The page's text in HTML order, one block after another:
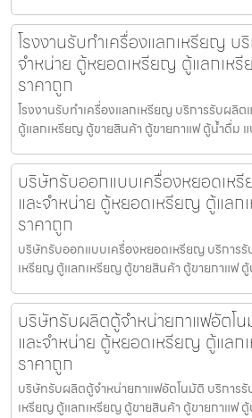
โรงงานรับทำเครื่องแลกเหรียญ บ
จำหน่าย ตู้หยอดเหรียญ ตู้แลกเห
ราคาถูก
โรงงานรับทำเครื่องแลกเหรียญ บริการรับผลิ
ตู้แลกเหรียญ ตู้ขายสินค้า ตู้ขายกาแฟ ตู้น้ำดื่ม
บริษัทรับออกแบบเครื่องหยอดเห
และจำหน่าย ตู้หยอดเหรียญ ตู้แล
ราคาถูก
บริษัทรับออกแบบเครื่องหยอดเหรียญ บริการ
เหรียญ ตู้แลกเหรียญ ตู้ขายสินค้า ตู้ขายกาแฟ
บริษัทรับผลิตตู้จำหน่ายกาแฟ​อัตโ
และจำหน่าย ตู้หยอดเหรียญ ตู้แล
ราคาถูก
บริษัทรับผลิตตู้จำหน่ายกาแฟ​อัตโนมัติ บริการ
เหรียญ ตู้แลกเหรียญ ตู้ขายสินค้า ตู้ขายกาแฟ